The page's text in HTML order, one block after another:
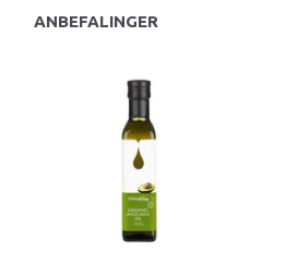
ANBEFALINGER